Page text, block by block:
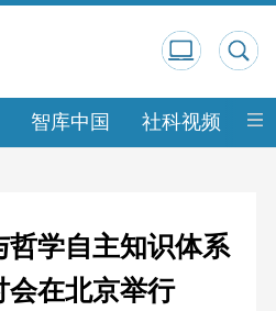
智库中国 社科视频 中
哲学自主知识体系
会在北京举行